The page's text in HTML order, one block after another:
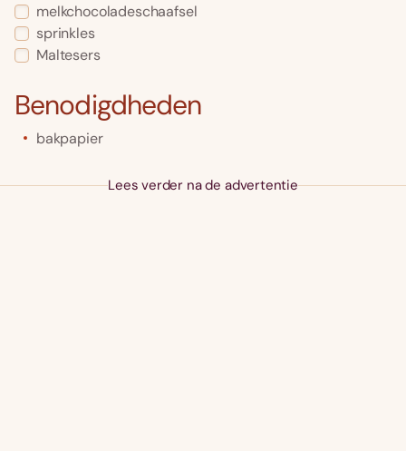
melkchocoladeschaafsel
sprinkles
Maltesers
Benodigdheden
bakpapier
Lees verder na de advertentie